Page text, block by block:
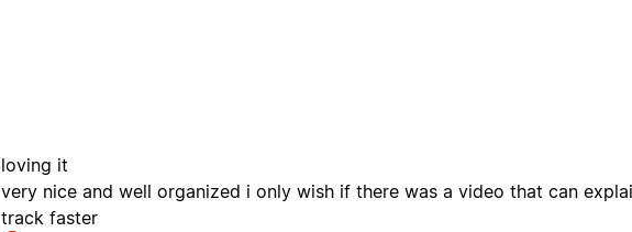
loving it
very nice and well organized i only wish if there was a video that can
track faster